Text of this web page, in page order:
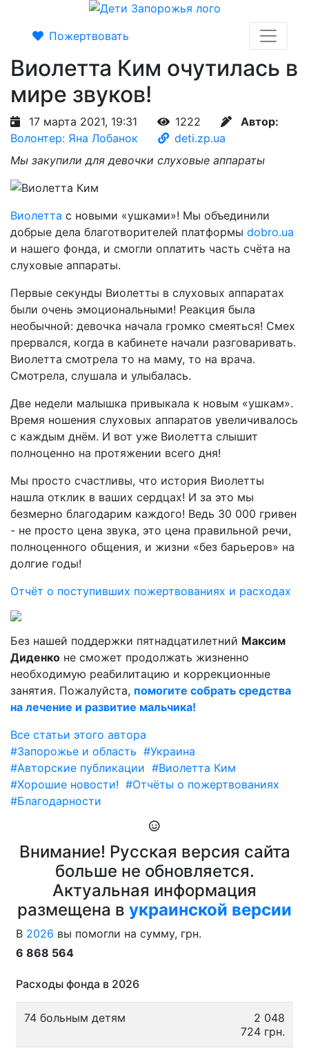
Пожертвовать
Виолетта Ким очутилась в
мире звуков!
17 марта 2021, 19:31 1222
Автор:
Волонтер: Яна Лобанок
deti.zp.ua
Мы закупили для девочки слуховые аппараты
Виолетта с новыми «ушками»! Мы объединили
добрые дела благотворителей платформы dobro.ua
и нашего фонда, и смогли оплатить часть счёта на
слуховые аппараты.
Первые секунды Виолетты в слуховых аппаратах
были очень эмоциональными! Реакция была
необычной: девочка начала громко смеяться! Смех
прервался, когда в кабинете начали разговаривать.
Виолетта смотрела то на маму, то на врача.
Смотрела, слушала и улыбалась.
Две недели малышка привыкала к новым «ушкам».
Время ношения слуховых аппаратов увеличивалось
с каждым днём. И вот уже Виолетта слышит
полноценно на протяжении всего дня!
Мы просто счастливы, что история Виолетты
нашла отклик в ваших сердцах! И за это мы
безмерно благодарим каждого! Ведь 30 000 гривен
- не просто цена звука, это цена правильной речи,
полноценного общения, и жизни «без барьеров» на
долгие годы!
Отчёт о поступивших пожертвованиях и расходах
Без нашей поддержки пятнадцатилетний Максим
Диденко не сможет продолжать жизненно
необходимую реабилитацию и коррекционные
занятия. Пожалуйста, помогите собрать средства
на лечение и развитие мальчика!
Все статьи этого автора
#Запорожье и область #Украина
#Авторские публикации #Виолетта Ким
#Хорошие новости! #Отчёты о пожертвованиях
#Благодарности
Внимание! Русская версия сайта
больше не обновляется.
Актуальная информация
размещена в украинской версии
В 2026 вы помогли на сумму, грн.
6 868 564
Расходы фонда в 2026
74 больным детям
2 048
724 грн.